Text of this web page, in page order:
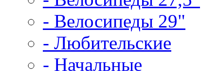
- Велосипеды 29"
- Любительские
- Начальные